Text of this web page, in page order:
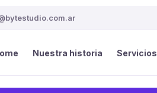
Nuestra historia Servicios